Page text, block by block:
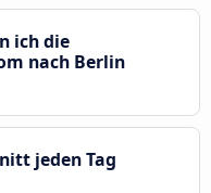
ich die
nach Berlin
jeden Tag